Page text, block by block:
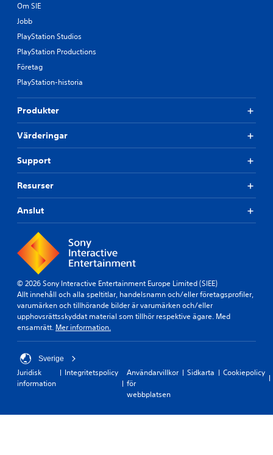
Om SIE
Jobb
PlayStation Studios
PlayStation Productions
Företag
PlayStation-historia
Produkter
Värderingar
Support
Resurser
Anslut
© 2026 Sony Interactive Entertainment Europe Limited (SIEE)
Allt innehåll och alla speltitlar, handelsnamn och/eller företagsprofiler,
varumärken och tillhörande bilder är varumärken och/eller
upphovsrättsskyddat material som tillhör respektive ägare. Med
ensamrätt. Mer information.
Sverige
Juridisk
information
Integritetspolicy
Användarvillkor
för
webbplatsen
Sidkarta Cookiepolicy